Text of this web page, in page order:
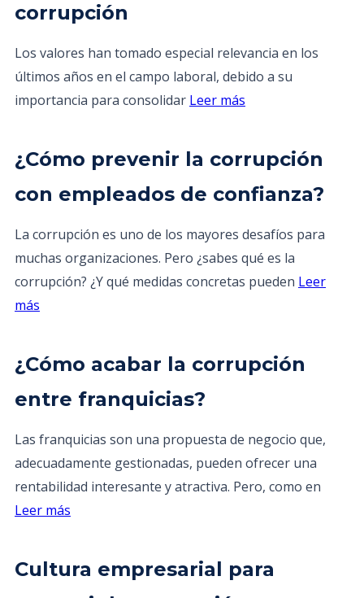
corrupción
Los valores han tomado especial relevancia en los
últimos años en el campo laboral, debido a su
importancia para consolidar Leer más
¿Cómo prevenir la corrupción
con empleados de confianza?
La corrupción es uno de los mayores desafíos para
muchas organizaciones. Pero ¿sabes qué es la
corrupción? ¿Y qué medidas concretas pueden Leer
más
¿Cómo acabar la corrupción
entre franquicias?
Las franquicias son una propuesta de negocio que,
adecuadamente gestionadas, pueden ofrecer una
rentabilidad interesante y atractiva. Pero, como en
Leer más
Cultura empresarial para